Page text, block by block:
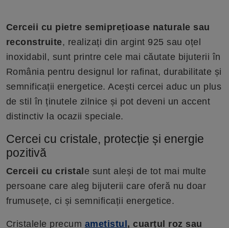
Cerceii cu pietre semiprețioase naturale sau
reconstruite, realizați din argint 925 sau oțel
inoxidabil, sunt printre cele mai căutate bijuterii în
România pentru designul lor rafinat, durabilitate și
semnificații energetice. Acești cercei aduc un plus
de stil în ținutele zilnice și pot deveni un accent
distinctiv la ocazii speciale.
Cercei cu cristale, protecție și energie
pozitivă
Cerceii cu cristal e sunt aleși de tot mai multe
persoane care aleg bijuterii care oferă nu doar
frumusețe, ci și semnificații energetice.
Cristalele precum ametistul , cuarțul roz sau